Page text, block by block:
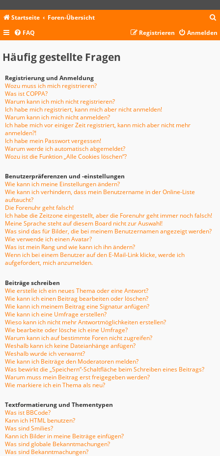
Startseite Foren-Übersicht
c
FAQ Anmelden
Registrieren
Häufig gestellte Fragen
Registrierung und Anmeldung
Wozu muss ich mich registrieren?
Was ist COPPA?
Warum kann ich mich nicht registrieren?
Ich habe mich registriert, kann mich aber nicht anmelden!
Warum kann ich mich nicht anmelden?
Ich habe mich vor einiger Zeit registriert, kann mich aber nicht mehr
anmelden?!
Ich habe mein Passwort vergessen!
Warum werde ich automatisch abgemeldet?
Wozu ist die Funktion „Alle Cookies löschen“?
Benutzerpräferenzen und -einstellungen
Wie kann ich meine Einstellungen ändern?
Wie kann ich verhindern, dass mein Benutzername in der Online-Liste
auftaucht?
Die Forenuhr geht falsch!
Ich habe die Zeitzone eingestellt, aber die Forenuhr geht immer noch falsch!
Meine Sprache steht auf diesem Board nicht zur Auswahl!
Was sind das für Bilder, die bei meinem Benutzernamen angezeigt werden?
Wie verwende ich einen Avatar?
Was ist mein Rang und wie kann ich ihn ändern?
Wenn ich bei einem Benutzer auf den E-Mail-Link klicke, werde ich
aufgefordert, mich anzumelden.
Beiträge schreiben
Wie erstelle ich ein neues Thema oder eine Antwort?
Wie kann ich einen Beitrag bearbeiten oder löschen?
Wie kann ich meinem Beitrag eine Signatur anfügen?
Wie kann ich eine Umfrage erstellen?
Wieso kann ich nicht mehr Antwortmöglichkeiten erstellen?
Wie bearbeite oder lösche ich eine Umfrage?
Warum kann ich auf bestimmte Foren nicht zugreifen?
Weshalb kann ich keine Dateianhänge anfügen?
Weshalb wurde ich verwarnt?
Wie kann ich Beiträge den Moderatoren melden?
Was bewirkt die „Speichern“-Schaltfläche beim Schreiben eines Beitrags?
Warum muss mein Beitrag erst freigegeben werden?
Wie markiere ich ein Thema als neu?
Textformatierung und Thementypen
Was ist BBCode?
Kann ich HTML benutzen?
Was sind Smilies?
Kann ich Bilder in meine Beiträge einfügen?
Was sind globale Bekanntmachungen?
Was sind Bekanntmachungen?